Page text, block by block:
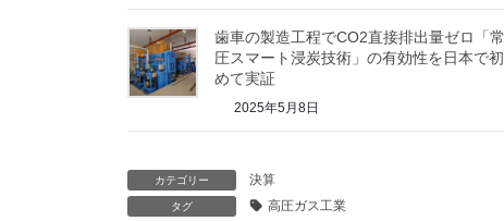
歯車の製造工程でCO2直接排出量ゼロ「常
圧スマート浸炭技術」の有効性を日本で初
めて実証
2025年5月8日
カテゴリー 決算
タグ 高圧ガス工業